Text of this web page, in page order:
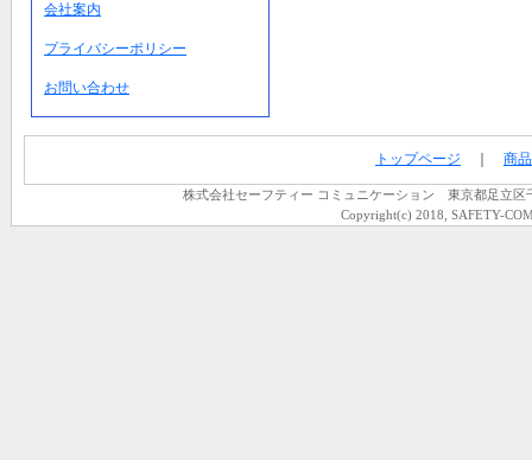
会社案内
プライバシーポリシー
お問い合わせ
トップページ 商
株式会社セーフティー コミュニケーション 東京都足立
Copyright(c) 2018, SAFETY-